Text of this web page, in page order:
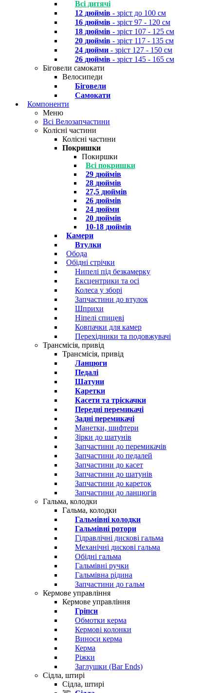
Всі дитячі
12 дюймів - зріст до 100 см
16 дюймів - зріст 97 - 120 см
18 дюймів - зріст 107 - 125 см
20 дюймів - зріст 117 - 135 см
24 дюйми - зріст 127 - 150 см
26 дюймів - зріст 145 - 165 см
Біговели самокати
Велосипеди
Біговели
Самокати
Компоненти
Меню
Всі Велозапчастини
Колісні частини
Колісні частини
Покришки
Покиршки
Всі покришки
29 дюймів
28 дюймів
27,5 дюймів
26 дюймів
24 дюйми
20 дюймів
10-18 дюймів
Камери
Втулки
Обода
Обідні стрічки
Нипелі під безкамерку
Ексцентрики та осі
Колеса у зборі
Запчастини до втулок
Шприхи
Ніпелі спицеві
Ковпачки для камер
Перехідники та подовжувачі
Трансмісія, привід
Трансмісія, привід
Ланцюги
Педалі
Шатуни
Каретки
Касети та тріскачки
Передні перемикачі
Задні перемикачі
Манетки, шифтери
Зірки до шатунів
Запчастини до перемикачів
Запчастини до педалей
Запчастини до касет
Запчастини до шатунів
Запчастини до кареток
Запчастини до ланцюгів
Гальма, колодки
Гальма, колодки
Гальмівні колодки
Гальмівні ротори
Гідравлічні дискові гальма
Механічні дискові гальма
Обідні гальма
Гальмівні ручки
Гальмівна рідина
Запчастини до гальм
Кермове управління
Кермове управління
Гріпси
Обмотки керма
Кермові колонки
Виноси керма
Керма
Ріжки
Заглушки (Bar Ends)
Сідла, штирі
Сідла, штирі